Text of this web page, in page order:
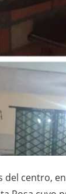
del centro,